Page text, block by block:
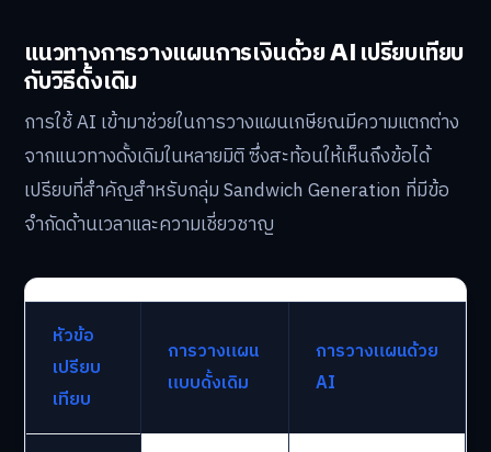
แนวทางการวางแผนการเงินด้วย AI เปรียบเทียบ
กับวิธีดั้งเดิม
การใช้ AI เข้ามาช่วยในการวางแผนเกษียณมีความแตกต่าง
จากแนวทางดั้งเดิมในหลายมิติ ซึ่งสะท้อนให้เห็นถึงข้อได้
เปรียบที่สำคัญสำหรับกลุ่ม Sandwich Generation ที่มีข้อ
จำกัดด้านเวลาและความเชี่ยวชาญ
หัวข้อ
เปรียบ
เทียบ
การวางแผน
แบบดั้งเดิม
การวางแผนด้วย
AI